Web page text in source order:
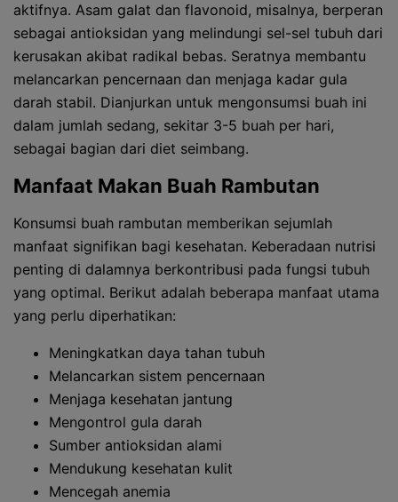
aktifnya. Asam galat dan flavonoid, misalnya, berperan
sebagai antioksidan yang melindungi sel-sel tubuh dari
kerusakan akibat radikal bebas. Seratnya membantu
melancarkan pencernaan dan menjaga kadar gula
darah stabil. Dianjurkan untuk mengonsumsi buah ini
dalam jumlah sedang, sekitar 3-5 buah per hari,
sebagai bagian dari diet seimbang.
Manfaat Makan Buah Rambutan
Konsumsi buah rambutan memberikan sejumlah
manfaat signifikan bagi kesehatan. Keberadaan nutrisi
penting di dalamnya berkontribusi pada fungsi tubuh
yang optimal. Berikut adalah beberapa manfaat utama
yang perlu diperhatikan:
Meningkatkan daya tahan tubuh
Melancarkan sistem pencernaan
Menjaga kesehatan jantung
Mengontrol gula darah
Sumber antioksidan alami
Mendukung kesehatan kulit
Mencegah anemia